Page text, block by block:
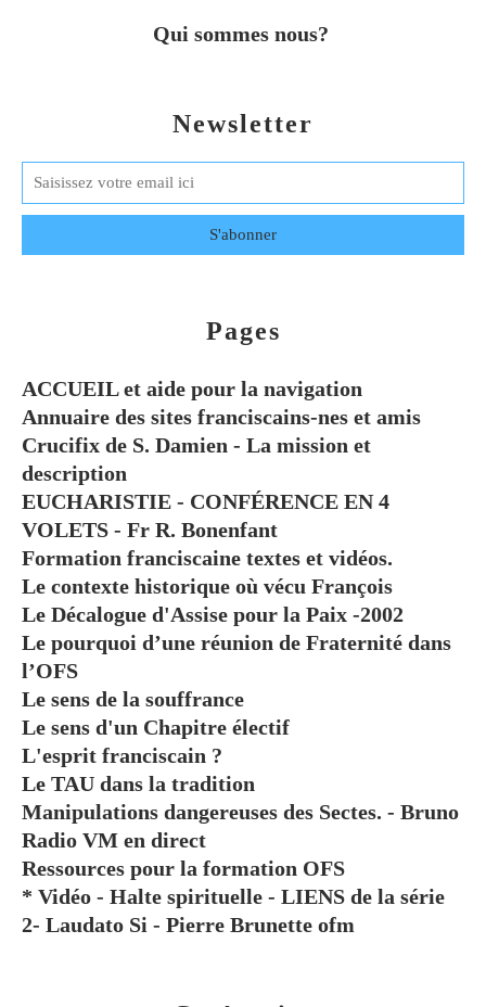
Newsletter
Pages
ACCUEIL et aide pour la navigation
Annuaire des sites franciscains-nes et amis
Crucifix de S. Damien - La mission et
description
EUCHARISTIE - CONFÉRENCE EN 4
VOLETS - Fr R. Bonenfant
Formation franciscaine textes et vidéos.
Le contexte historique où vécu François
Le Décalogue d'Assise pour la Paix -2002
Le pourquoi d’une réunion de Fraternité dans
l’OFS
Le sens de la souffrance
Le sens d'un Chapitre électif
L'esprit franciscain ?
Le TAU dans la tradition
Manipulations dangereuses des Sectes. - Bruno
Radio VM en direct
Ressources pour la formation OFS
* Vidéo - Halte spirituelle - LIENS de la série
2- Laudato Si - Pierre Brunette ofm
Qui sommes nous?